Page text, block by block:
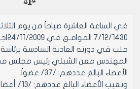
في الساعة العاشرة صباحاً من يوم
7/
حلب في دورته العادية السادسة برئاسة
المهندس معن الشبلي رئيس مجلس
الأعضاء البالغ عددهم: /37/ عضواً.
وتغيب الأعضاء البالغ عددهم: /13/ أعضاء.